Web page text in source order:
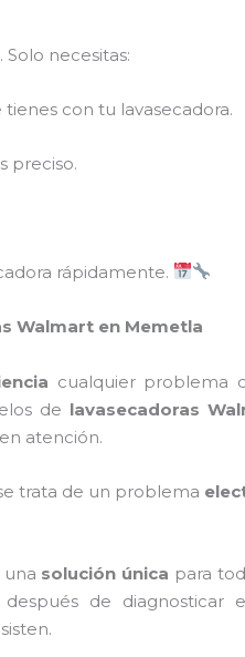
Solo necesitas:
con tu lavasecadora.
preciso.
rápidamente.
Walmart en Memetla
cualquier problema
de lavasecadoras
atención.
trata de un problema
solución única para
de diagnosticar